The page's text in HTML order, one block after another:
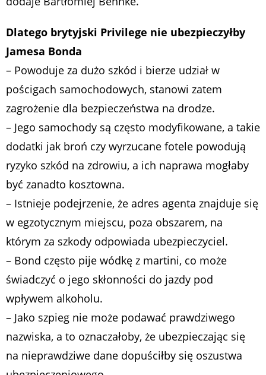
Dlatego brytyjski Privilege nie ubezpieczyłby
Jamesa Bonda
– Powoduje za dużo szkód i bierze udział w
pościgach samochodowych, stanowi zatem
zagrożenie dla bezpieczeństwa na drodze.
– Jego samochody są często modyfikowane, a takie
dodatki jak broń czy wyrzucane fotele powodują
ryzyko szkód na zdrowiu, a ich naprawa mogłaby
być zanadto kosztowna.
– Istnieje podejrzenie, że adres agenta znajduje się
w egzotycznym miejscu, poza obszarem, na
którym za szkody odpowiada ubezpieczyciel.
– Bond często pije wódkę z martini, co może
świadczyć o jego skłonności do jazdy pod
wpływem alkoholu.
– Jako szpieg nie może podawać prawdziwego
nazwiska, a to oznaczałoby, że ubezpieczając się
na nieprawdziwe dane dopuściłby się oszustwa